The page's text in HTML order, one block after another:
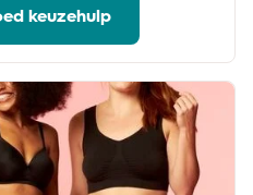
keuzehulp